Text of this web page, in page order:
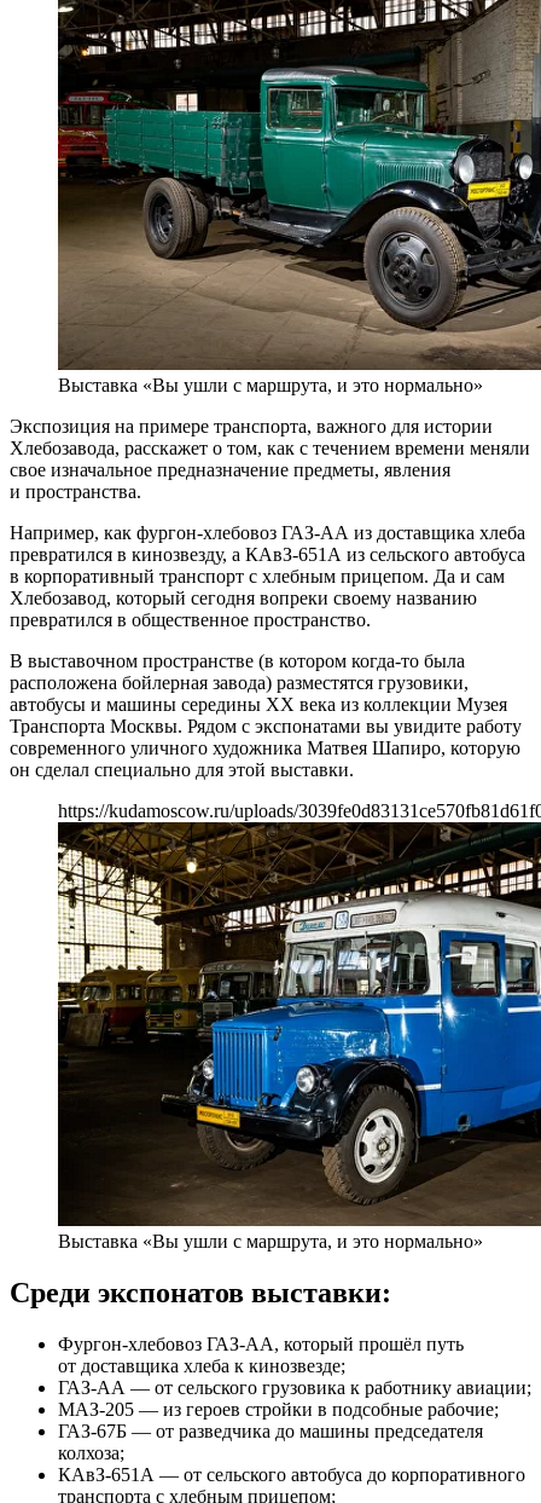
Выставка «Вы ушли с маршрута, и это нормально»
Экспозиция на примере транспорта, важного для истории
Хлебозавода, расскажет о том, как с течением времени меняли
свое изначальное предназначение предметы, явления
и пространства.
Например, как фургон-хлебовоз ГАЗ-АА из доставщика хлеба
превратился в кинозвезду, а КАвЗ-651А из сельского автобуса
в корпоративный транспорт с хлебным прицепом. Да и сам
Хлебозавод, который сегодня вопреки своему названию
превратился в общественное пространство.
В выставочном пространстве (в котором когда-то была
расположена бойлерная завода) разместятся грузовики,
автобусы и машины середины XX века из коллекции Музея
Транспорта Москвы. Рядом с экспонатами вы увидите работу
современного уличного художника Матвея Шапиро, которую
он сделал специально для этой выставки.
https://kudamoscow.ru/uploads/
Выставка «Вы ушли с маршрута, и это нормально»
Среди экспонатов выставки:
Фургон-хлебовоз ГАЗ-АА, который прошёл путь
от доставщика хлеба к кинозвезде;
ГАЗ-АА — от сельского грузовика к работнику авиации;
МАЗ-205 — из героев стройки в подсобные рабочие;
ГАЗ-67Б — от разведчика до машины председателя
колхоза;
КАвЗ-651А — от сельского автобуса до корпоративного
транспорта с хлебным прицепом;